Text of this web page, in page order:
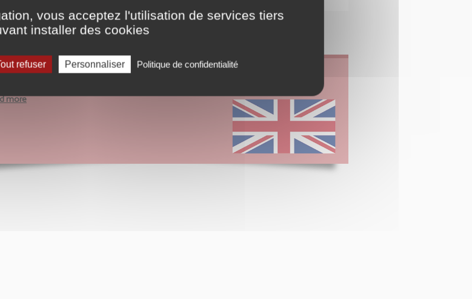
more
vous acceptez l'utilisation de services tiers
installer des cookies
refuser Personnaliser Politique de confidentialité